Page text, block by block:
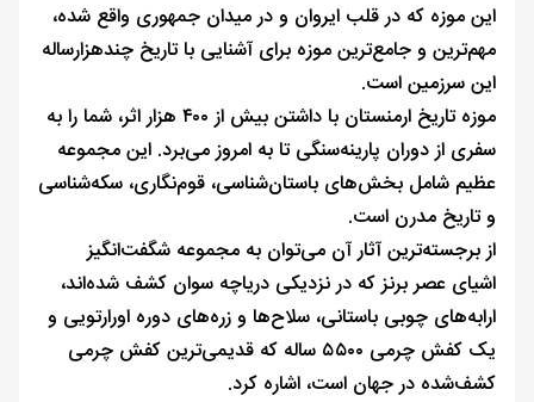
این موزه که در قلب ایروان و در میدان جمهوری واقع شده،
مهم‌ترین و جامع‌ترین موزه برای آشنایی با تاریخ چندهزارساله
این سرزمین است.
موزه تاریخ ارمنستان با داشتن بیش از ۴۰۰ هزار اثر، شما را به
سفری از دوران پارینه‌سنگی تا به امروز می‌برد. این مجموعه
عظیم شامل بخش‌های باستان‌شناسی، قوم‌نگاری، سکه‌شناسی
و تاریخ مدرن است.
از برجسته‌ترین آثار آن می‌توان به مجموعه شگفت‌انگیز
اشیای عصر برنز که در نزدیکی دریاچه سوان کشف شده‌اند،
ارابه‌های چوبی باستانی، سلاح‌ها و زره‌های دوره اورارتویی و
یک کفش چرمی ۵۵۰۰ ساله که قدیمی‌ترین کفش چرمی
کشف‌شده در جهان است، اشاره کرد.